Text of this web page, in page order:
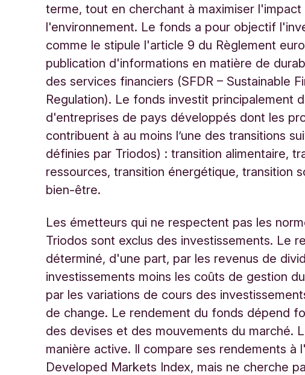
terme, tout en cherchant à maximiser
l'environnement. Le fonds a pour objectif
comme le stipule l'article 9 du Règlement
publication d'informations en matière de
des services financiers (SFDR – Sustainable
Regulation). Le fonds investit principalement
d'entreprises de pays développés dont les
contribuent à au moins l’une des transitions
définies par Triodos) : transition alimentaire,
ressources, transition énergétique, transition
bien-être.
Les émetteurs qui ne respectent pas les
Triodos sont exclus des investissements. Le
déterminé, d'une part, par les revenus de
investissements moins les coûts de gestion
par les variations de cours des
de change. Le rendement du fonds dépend
des devises et des mouvements du marché.
manière active. Il compare ses rendements à
Developed Markets Index, mais ne cherche